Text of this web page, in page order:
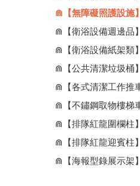
⋒【無障礙照護設施】
⋒【衛浴設備週邊品】
⋒【衛浴設備紙架類】
⋒【公共清潔垃圾桶】
⋒【各式清潔工作推
⋒【不鏽鋼取物樓梯
⋒【排隊紅龍圍欄柱】
⋒【排隊紅龍迎賓柱】
⋒【海報型錄展示架】